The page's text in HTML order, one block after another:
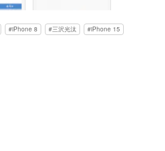
iPhone 8 三沢光汰
iPhone 15